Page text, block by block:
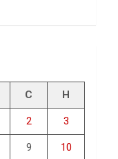
С Н
2 3
9 10